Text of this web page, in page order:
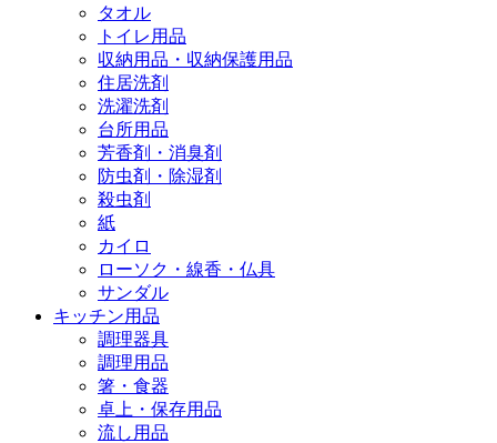
タオル
トイレ用品
収納用品・収納保護用品
住居洗剤
洗濯洗剤
台所用品
芳香剤・消臭剤
防虫剤・除湿剤
殺虫剤
紙
カイロ
ローソク・線香・仏具
サンダル
キッチン用品
調理器具
調理用品
箸・食器
卓上・保存用品
流し用品